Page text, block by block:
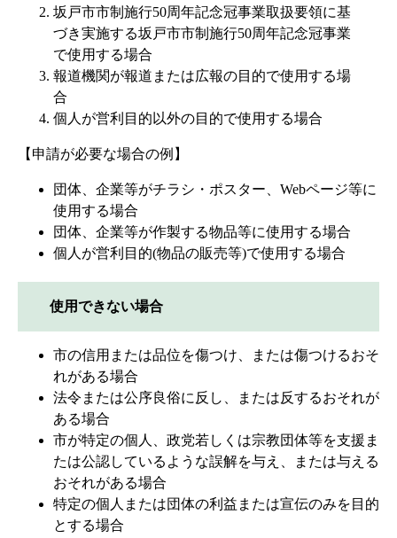
坂戸市市制施行50周年記念冠事業取扱要領に基
づき実施する坂戸市市制施行50周年記念冠事業
で使用する場合
報道機関が報道または広報の目的で使用する場
合
個人が営利目的以外の目的で使用する場合
【申請が必要な場合の例】
団体、企業等がチラシ・ポスター、Webページ等に
使用する場合
団体、企業等が作製する物品等に使用する場合
個人が営利目的(物品の販売等)で使用する場合
使用できない場合
市の信用または品位を傷つけ、または傷つけるおそ
れがある場合
法令または公序良俗に反し、または反するおそれが
ある場合
市が特定の個人、政党若しくは宗教団体等を支援ま
たは公認しているような誤解を与え、または与える
おそれがある場合
特定の個人または団体の利益または宣伝のみを目的
とする場合